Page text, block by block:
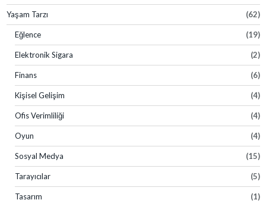
Yaşam Tarzı (62)
Eğlence (19)
Elektronik Sigara (2)
Finans (6)
Kişisel Gelişim (4)
Ofis Verimliliği (4)
Oyun (4)
Sosyal Medya (15)
Tarayıcılar (5)
Tasarım (1)